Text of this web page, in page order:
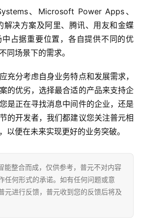
、Microsoft Power Apps、
解决方案及阿里、腾讯、用友和金蝶
占据重要位置，各自提供不同的优
同场景下的需求。
充分考虑自身业务特点和发展需求，
的优劣，选择最合适的产品来支持企
是正在寻找消息中间件的企业，还是
的开发者，我们都建议您关注普元相
以便在未来实现更好的业务突破。
能整合而成，仅供参考，普元不对内容
任何形式的承诺。如有任何问题或意
元进行反馈，普元收到您的反馈后将及